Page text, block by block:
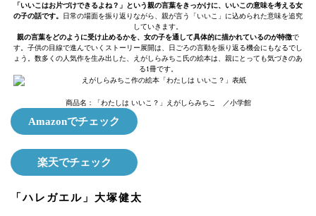
「いいこはお片づけできるよね？」という親の言葉をきっかけに、いいこの意味を考える女
の子の話です。 日常の場面を振り返りながら、親が言う「いいこ」に込められた意味を追究
していきます。
親の言葉をどのように受け止めるかを、女の子を通して具体的に描かれているのが特徴で
す。子供の目線で進んでいくストーリー展開は、日ごろの言動を振り返る機会にもなるでし
ょう。数多くの人気作を生み出した、えがしらみちこ氏の絵本は、親にとっても気づきのあ
る1冊です。
商品名：「わたしは いいこ？」えがしらみちこ ／小学館
Amazonでチェック
楽天でチェック
「ハレガエル」大塚健太